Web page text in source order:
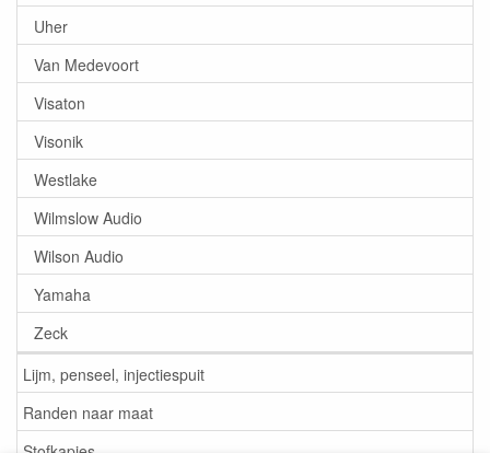
Uher
Van Medevoort
Visaton
Visonik
Westlake
Wilmslow Audio
Wilson Audio
Yamaha
Zeck
Lijm, penseel, injectiespuit
Randen naar maat